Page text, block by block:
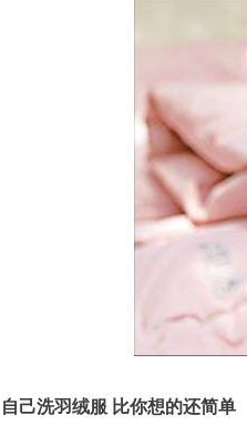
自己洗羽绒服 比你想的还简单